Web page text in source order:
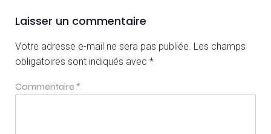
Laisser un commentaire
Votre adresse e-mail ne sera pas publiée. Les champs
obligatoires sont indiqués avec *
Commentaire *